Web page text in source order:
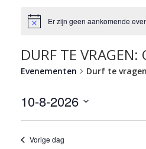
Er zijn geen aankomende
DURF TE VRAGEN:
Evenementen Durf te
10-8-2026
datum.
Vorige dag